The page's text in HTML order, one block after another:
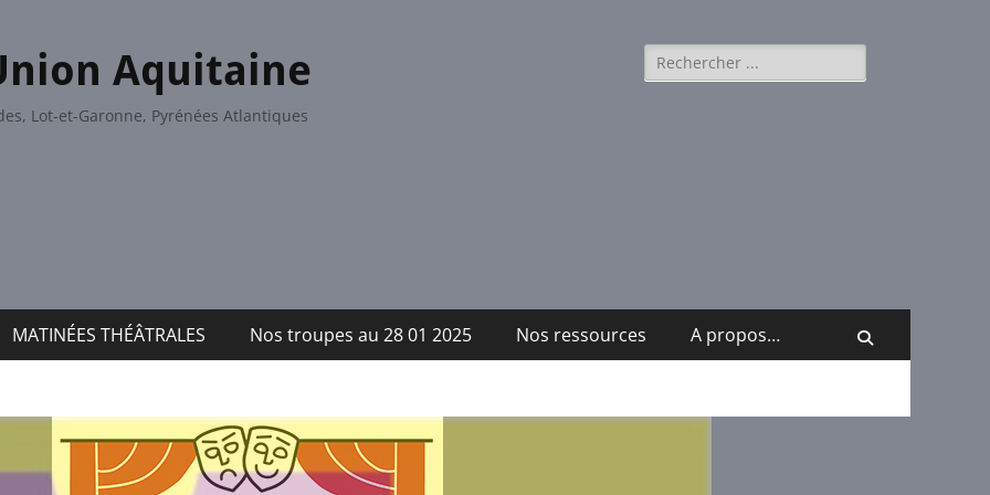
Aquitaine
Lot-et-Garonne, Pyrénées Atlantiques
Rechercher :
MATINÉES THÉÂTRALES Nos troupes au 28 01 2025 Nos ressources A propos…